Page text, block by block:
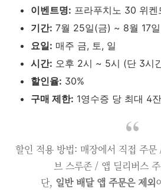
이벤트명: 프라푸치노 30 위켄
기간: 7월 25일(금) ~ 8월 17
요일: 매주 금, 토, 일
시간: 오후 2시 ~ 5시 (단 3시
할인율: 30%
구매 제한: 1영수증 당 최대 4
할인 적용 방법: 매장에서 직접 주
브 스루존 / 앱 딜리버스
단, 일반 배달 앱 주문은 제외